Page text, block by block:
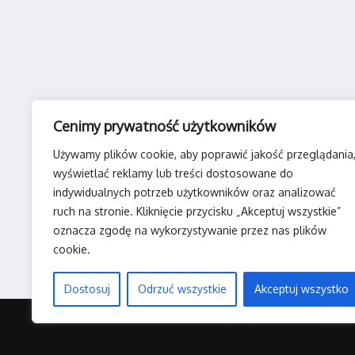
Cenimy prywatność użytkowników
Używamy plików cookie, aby poprawić jakość przeglądania,
wyświetlać reklamy lub treści dostosowane do
indywidualnych potrzeb użytkowników oraz analizować
ruch na stronie. Kliknięcie przycisku „Akceptuj wszystkie”
oznacza zgodę na wykorzystywanie przez nas plików
cookie.
Dostosuj Odrzuć wszystkie Akceptuj wszystko